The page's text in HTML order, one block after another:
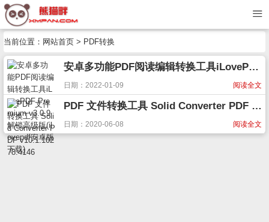
当前位置： 网站首页 > PDF转换
安卓多功能PDF阅读编辑转换工具iLovePDF Premium v3.0.9解锁高级版(ilovepdf安卓版下载)
阅读全文
日期：2022-01-09
PDF 文件转换工具 Solid Converter PDF v10.1.10278.4146
阅读全文
日期：2020-06-08